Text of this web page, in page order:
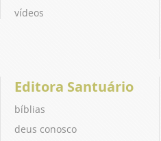
vídeos
Editora Santuário
bíblias
deus conosco